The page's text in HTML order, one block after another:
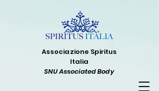
Associazione Spiritus
Italia
SNU Associated Body